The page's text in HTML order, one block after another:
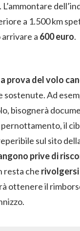
a 1.500 km
a 600 euro.
prova del volo
sostenute. Ad
bisognerà
il
sul sito
prive di
resta che rivolgersi
ottenere il